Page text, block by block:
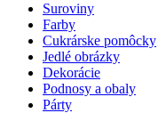
Suroviny
Farby
Cukrárske pomôcky
Jedlé obrázky
Dekorácie
Podnosy a obaly
Párty